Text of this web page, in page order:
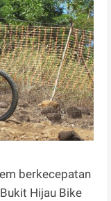
berkecepatan
Hijau Bike